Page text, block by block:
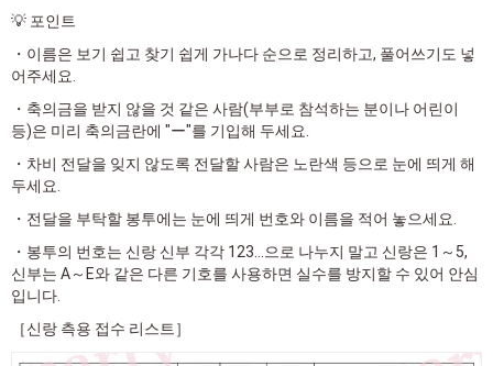
💡 포인트
・이름은 보기 쉽고 찾기 쉽게 가나다 순으로 정리하고, 풀어쓰기도 넣
어주세요.
・축의금을 받지 않을 것 같은 사람(부부로 참석하는 분이나 어린이
등)은 미리 축의금란에 "ー"를 기입해 두세요.
・차비 전달을 잊지 않도록 전달할 사람은 노란색 등으로 눈에 띄게 해
두세요.
・전달을 부탁할 봉투에는 눈에 띄게 번호와 이름을 적어 놓으세요.
・봉투의 번호는 신랑 신부 각각 123...으로 나누지 말고 신랑은 1～5,
신부는 A～E와 같은 다른 기호를 사용하면 실수를 방지할 수 있어 안심
입니다.
［신랑 측용 접수 리스트］